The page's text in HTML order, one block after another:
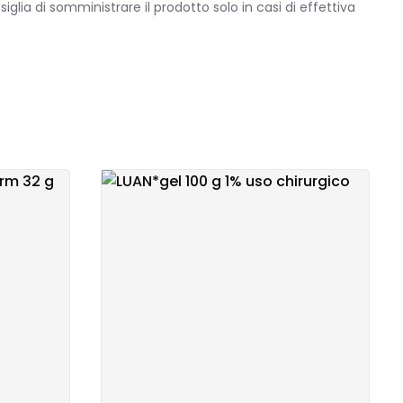
di somministrare il prodotto solo in casi di effettiva